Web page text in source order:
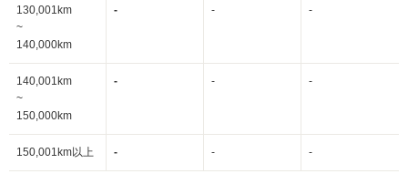
130,001km
~
140,000km
- - -
140,001km
~
150,000km
- - -
150,001km以上 - - -